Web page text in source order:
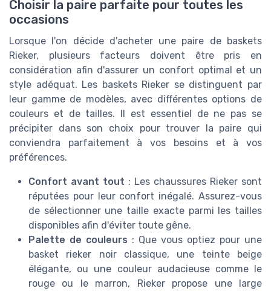
Choisir la paire parfaite pour toutes les
occasions
Lorsque l'on décide d'acheter une paire de baskets
Rieker, plusieurs facteurs doivent être pris en
considération afin d'assurer un confort optimal et un
style adéquat. Les baskets Rieker se distinguent par
leur gamme de modèles, avec différentes options de
couleurs et de tailles. Il est essentiel de ne pas se
précipiter dans son choix pour trouver la paire qui
conviendra parfaitement à vos besoins et à vos
préférences.
Confort avant tout : Les chaussures Rieker sont
réputées pour leur confort inégalé. Assurez-vous
de sélectionner une taille exacte parmi les tailles
disponibles afin d'éviter toute gêne.
Palette de couleurs : Que vous optiez pour une
basket rieker noir classique, une teinte beige
élégante, ou une couleur audacieuse comme le
rouge ou le marron, Rieker propose une large